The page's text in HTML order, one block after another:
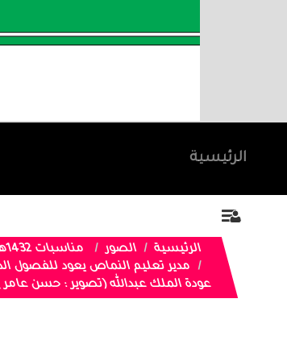
الرئيسية
الرئيسية الصور
مناسبات 1432هـ
مدير تعليم النماص يعود للفصول
عودة الملك عبدالله (تصوير : حسن عامر